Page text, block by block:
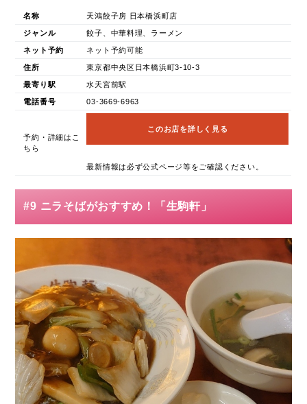
名称 天鴻餃子房 日本橋浜町店
ジャンル 餃子、中華料理、ラーメン
ネット予約 ネット予約可能
住所 東京都中央区日本橋浜町3-10-3
最寄り駅 水天宮前駅
電話番号 03-3669-6963
予約・詳細はこ
ちら
このお店を詳しく見る
最新情報は必ず公式ページ等をご確認ください。
#9 ニラそばがおすすめ！「生駒軒」